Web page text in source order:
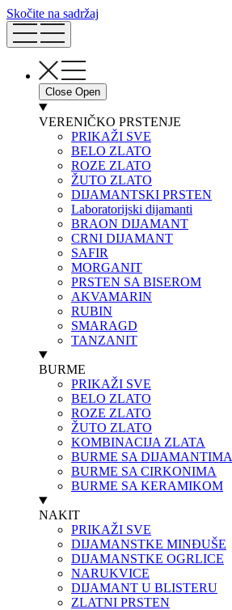
Skočite na sadržaj
Close Open
VERENIČKO PRSTENJE
PRIKAŽI SVE
BELO ZLATO
ROZE ZLATO
ŽUTO ZLATO
DIJAMANTSKI PRSTEN
Laboratorijski dijamanti
BRAON DIJAMANT
CRNI DIJAMANT
SAFIR
MORGANIT
PRSTEN SA BISEROM
AKVAMARIN
RUBIN
SMARAGD
TANZANIT
BURME
PRIKAŽI SVE
BELO ZLATO
ROZE ZLATO
ŽUTO ZLATO
KOMBINACIJA ZLATA
BURME SA DIJAMANTIMA
BURME SA CIRKONIMA
BURME SA KERAMIKOM
NAKIT
PRIKAŽI SVE
DIJAMANSTKE MINĐUŠE
DIJAMANSTKE OGRLICE
NARUKVICE
DIJAMANT U BLISTERU
ZLATNI PRSTEN